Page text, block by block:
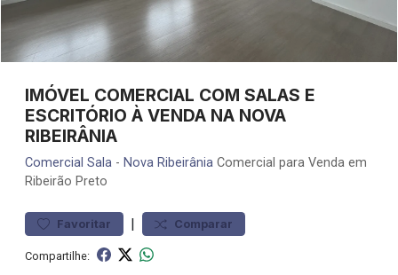
IMÓVEL COMERCIAL COM SALAS E
ESCRITÓRIO À VENDA NA NOVA
RIBEIRÂNIA
Comercial Sala - Nova Ribeirânia Comercial para Venda em
Ribeirão Preto
Favoritar | Comparar
Compartilhe: